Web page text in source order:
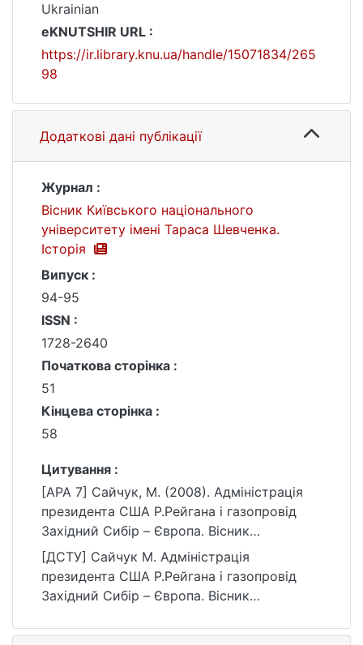
Ukrainian
eKNUTSHIR URL :
https://ir.library.knu.ua/handle/15071834/265
98
Додаткові дані публікації
Журнал :
Вісник Київського національного
університету імені Тараса Шевченка.
Історія
Випуск :
94-95
ISSN :
1728-2640
Початкова сторінка :
51
Кінцева сторінка :
58
Цитування :
[APA 7] Сайчук, М. (2008). Адміністрація
президента США Р.Рейгана і газопровід
Західний Сибір – Європа. Вісник
Київського національного університету
імені Тараса Шевченка. Історія, (94-95),
51–58.
https://ir.library.knu.ua/handle/15071834/265
98
[ДСТУ] Сайчук М. Адміністрація
президента США Р.Рейгана і газопровід
Західний Сибір – Європа. Вісник
імені Тараса Шевченка. Історія. 2008. №